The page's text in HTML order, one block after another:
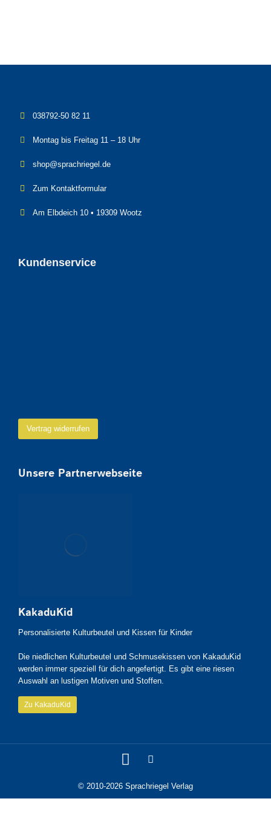
038792-50 82 11
Montag bis Freitag 11 – 18 Uhr
shop@sprachriegel.de
Zum Kontaktformular
Am Elbdeich 10 • 19309 Wootz
Kundenservice
Vertrag widerrufen
Unsere Partnerwebseite
KakaduKid
Personalisierte Kulturbeutel und Kissen für Kinder
Die niedlichen Kulturbeutel und Schmusekissen von KakaduKid
werden immer speziell für dich angefertigt. Es gibt eine riesen
Auswahl an lustigen Motiven und Stoffen.
Zu KakaduKid
© 2010-2026 Sprachriegel Verlag